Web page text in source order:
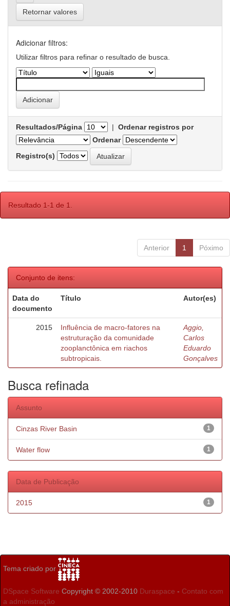
Retornar valores
Adicionar filtros:
Utilizar filtros para refinar o resultado de busca.
Resultados/Página | Ordenar registros por
Ordenar
Registro(s)
Resultado 1-1 de 1.
Anterior 1 Póximo
Conjunto de itens:
Data do
documento
Título Autor(es)
2015
Influência de macro-fatores na
estruturação da comunidade
zooplanctônica em riachos
subtropicais.
Aggio,
Carlos
Eduardo
Gonçalves
Busca refinada
Assunto
1
Cinzas River Basin
1
Water flow
Data de Publicação
1
2015
Tema criado por
DSpace Software Copyright © 2002-2010 Duraspace - Contato com
a administração